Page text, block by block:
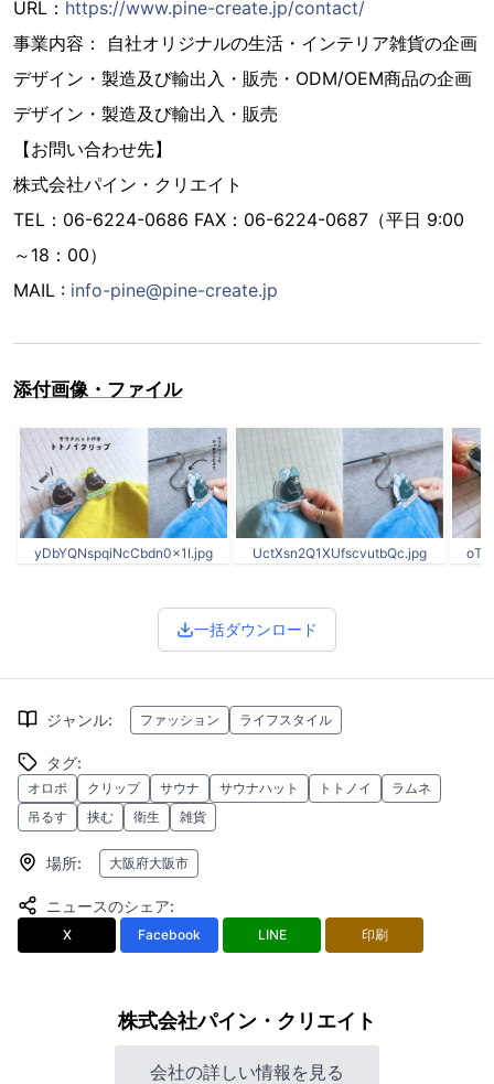
URL： https://www.pine-create.jp/contact/
事業内容： 自社オリジナルの生活・インテリア雑貨の企画
デザイン・製造及び輸出入・販売・ODM/OEM商品の企画
デザイン・製造及び輸出入・販売
【お問い合わせ先】
株式会社パイン・クリエイト
TEL：06-6224-0686 FAX：06-6224-0687（平日 9:00
～18：00）
MAIL : info-pine@pine-create.jp
添付画像・ファイル
yDbYQNspqiNcCbdn0x1I.jpg UctXsn2Q1XUfscvutbQc.jpg
一括ダウンロード
ジャンル: ファッション ライフスタイル
タグ:
オロポ クリップ サウナ サウナハット トトノイ
ラムネ
吊るす
挟む 衛生 雑貨
場所: 大阪府大阪市
ニュースのシェア:
X Facebook LINE 印刷
株式会社パイン・クリエイト
会社の詳しい情報を見る